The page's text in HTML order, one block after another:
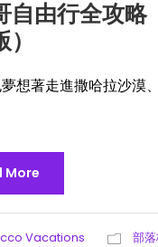
自由行全攻略
想著走進撒哈拉沙漠
More
Vacations 部